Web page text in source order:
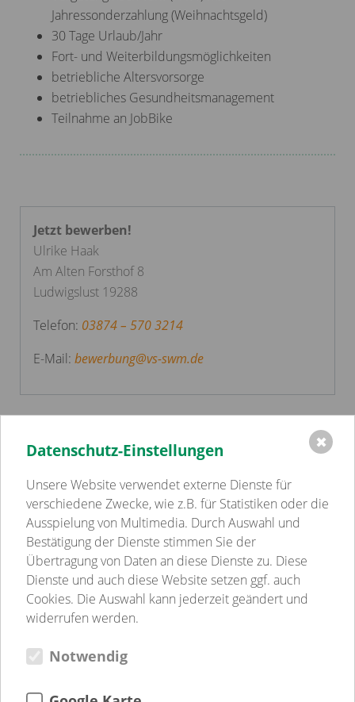
Jahressonderzahlung (Weihnachtsgeld)
30 Tage Urlaub/Jahr
Fort- und Weiterbildungsmöglichkeiten
betriebliche Altersvorsorge
betriebliches Gesundheitsmanagement
Teilnahme an JobBike
Jetzt bewerben!
Ulrike Haak
Am Alten Forsthof 8
Ludwigslust 19288
Telefon: 03874 – 570 3214
E-Mail: bewerbung@vs-swm.de
Einrichtungen
Volkssolidarität Schwerin - Westmecklenburg e.V.
Kindertagesstätten
Pflege
Betreutes Wohnen
Sozialpsychiatrie
Jugend-, Familien- & Schulsozialarbeit
Begegnungsstätten
Gastronomie
Weitere Einrichtungen
Datenschutz-Einstellungen
Unsere Website verwendet externe Dienste für
verschiedene Zwecke, wie z.B. für Statistiken oder die
Ausspielung von Multimedia. Durch Auswahl und
Bestätigung der Dienste stimmen Sie der
Übertragung von Daten an diese Dienste zu. Diese
Dienste und auch diese Website setzen ggf. auch
Cookies. Die Auswahl kann jederzeit geändert und
widerrufen werden.
Notwendig
✖